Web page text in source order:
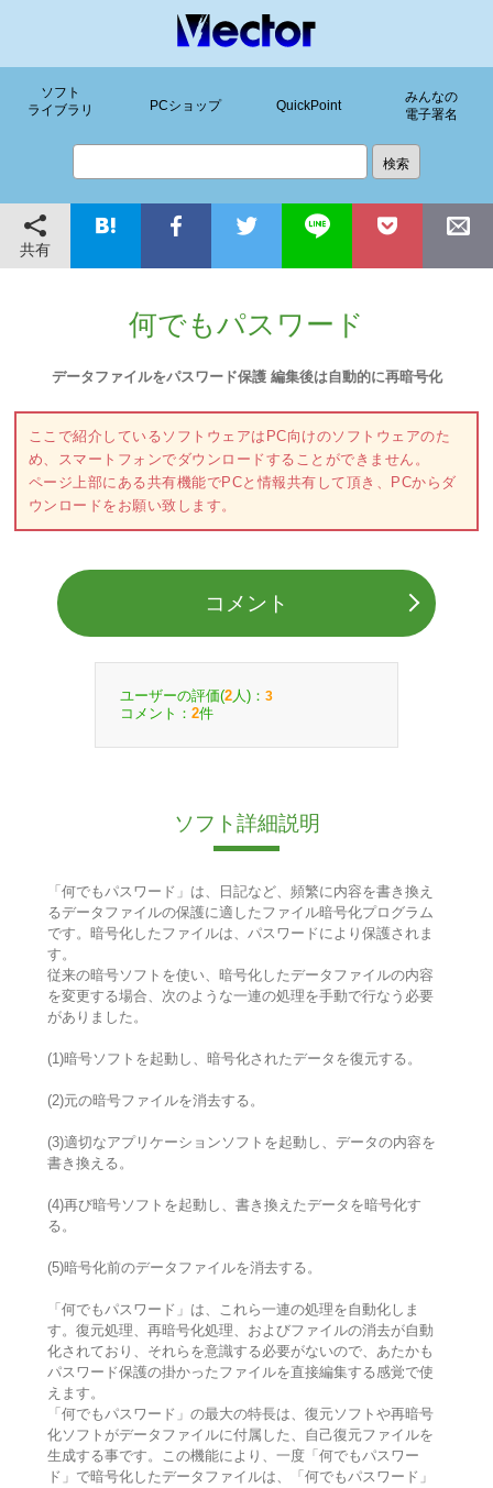
ソフト
ライブラリ
PCショップ QuickPoint
みんなの
電子署名
共有
何でもパスワード
データファイルをパスワード保護 編集後は自動的に再暗号化
ここで紹介しているソフトウェアはPC向けのソフトウェアのた
め、スマートフォンでダウンロードすることができません。
ページ上部にある共有機能でPCと情報共有して頂き、PCからダ
ウンロードをお願い致します。
コメント
ユーザーの評価(2 人)： 3
コメント： 2件
ソフト詳細説明
「何でもパスワード」は、日記など、頻繁に内容を書き換え
るデータファイルの保護に適したファイル暗号化プログラム
です。暗号化したファイルは、パスワードにより保護されま
す。
従来の暗号ソフトを使い、暗号化したデータファイルの内容
を変更する場合、次のような一連の処理を手動で行なう必要
がありました。
(1)暗号ソフトを起動し、暗号化されたデータを復元する。
(2)元の暗号ファイルを消去する。
(3)適切なアプリケーションソフトを起動し、データの内容を
書き換える。
(4)再び暗号ソフトを起動し、書き換えたデータを暗号化す
る。
(5)暗号化前のデータファイルを消去する。
「何でもパスワード」は、これら一連の処理を自動化しま
す。復元処理、再暗号化処理、およびファイルの消去が自動
化されており、それらを意識する必要がないので、あたかも
パスワード保護の掛かったファイルを直接編集する感覚で使
えます。
「何でもパスワード」の最大の特長は、復元ソフトや再暗号
化ソフトがデータファイルに付属した、自己復元ファイルを
生成する事です。この機能により、一度「何でもパスワー
ド」で暗号化したデータファイルは、「何でもパスワード」